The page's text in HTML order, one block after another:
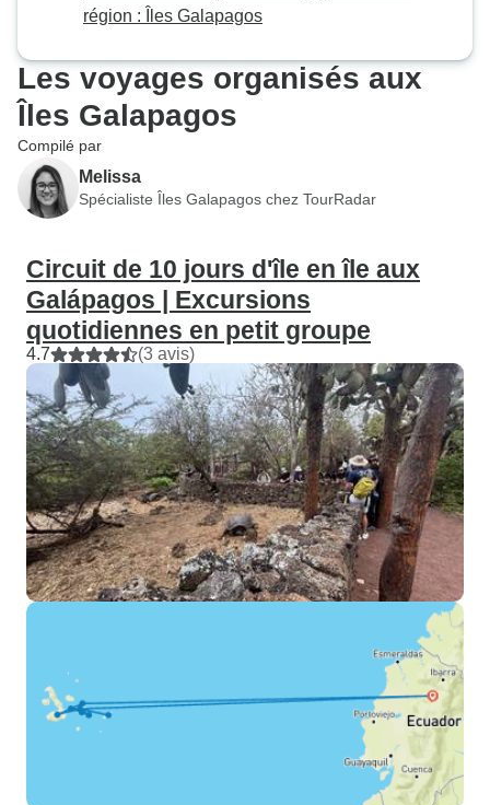
région : Îles Galapagos
Les voyages organisés aux
Îles Galapagos
Compilé par
Melissa
Spécialiste Îles Galapagos chez TourRadar
Circuit de 10 jours d'île en île aux
Galápagos | Excursions
quotidiennes en petit groupe
4.7 (3 avis)